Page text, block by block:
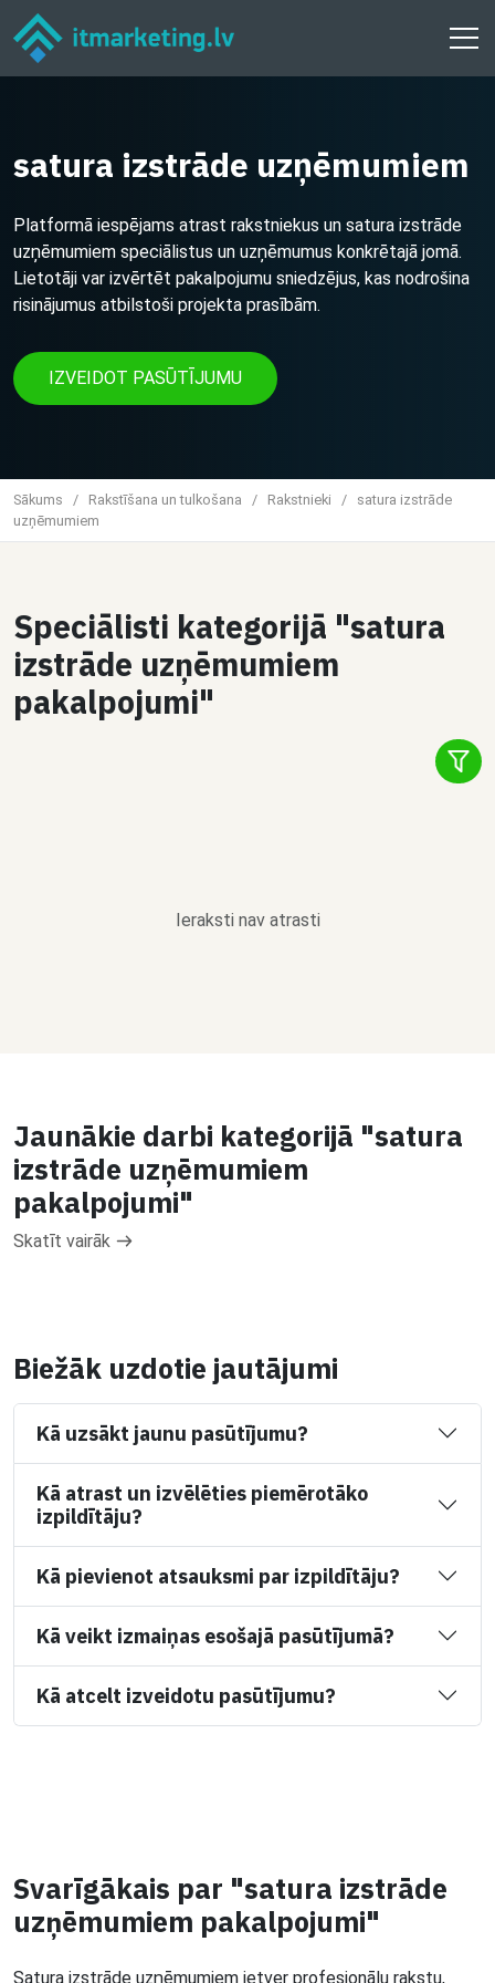
satura izstrāde uzņēmumiem
Platformā iespējams atrast rakstniekus un satura izstrāde
uzņēmumiem speciālistus un uzņēmumus konkrētajā jomā.
Lietotāji var izvērtēt pakalpojumu sniedzējus, kas nodrošina
risinājumus atbilstoši projekta prasībām.
IZVEIDOT PASŪTĪJUMU
Sākums / Rakstīšana un tulkošana / Rakstnieki /
satura izstrāde
uzņēmumiem
Speciālisti kategorijā "satura
izstrāde uzņēmumiem
pakalpojumi"
Ieraksti nav atrasti
Jaunākie darbi kategorijā "satura
izstrāde uzņēmumiem
pakalpojumi"
Skatīt vairāk
Biežāk uzdotie jautājumi
Kā uzsākt jaunu pasūtījumu?
Kā atrast un izvēlēties piemērotāko
izpildītāju?
Kā pievienot atsauksmi par izpildītāju?
Kā veikt izmaiņas esošajā pasūtījumā?
Kā atcelt izveidotu pasūtījumu?
Svarīgākais par "satura izstrāde
uzņēmumiem pakalpojumi"
Satura izstrāde uzņēmumiem ietver profesionālu rakstu,